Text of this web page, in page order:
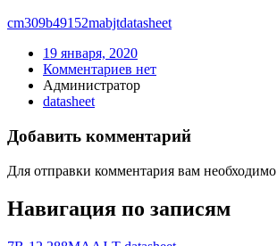
cm309b49152mabjtdatasheet
19 января, 2020
Комментариев нет
Администратор
datasheet
Добавить комментарий
Для отправки комментария вам необходимо
Навигация по записям